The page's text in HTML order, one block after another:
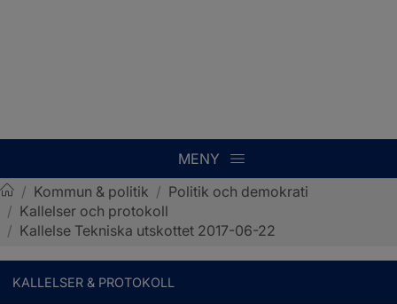
MENY
Sotenäs kommun
/ Kommun & politik / Politik och demokrati
/ Kallelser och protokoll
/ Kallelse Tekniska utskottet 2017-06-22
KALLELSER & PROTOKOLL